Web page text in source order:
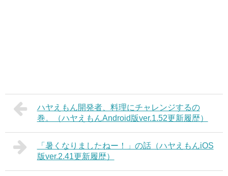
ハヤえもん開発者、料理にチャレンジするの
巻。（ハヤえもんAndroid版ver.1.52更新履歴）
「暑くなりましたねー！」の話（ハヤえもんiOS
版ver.2.41更新履歴）